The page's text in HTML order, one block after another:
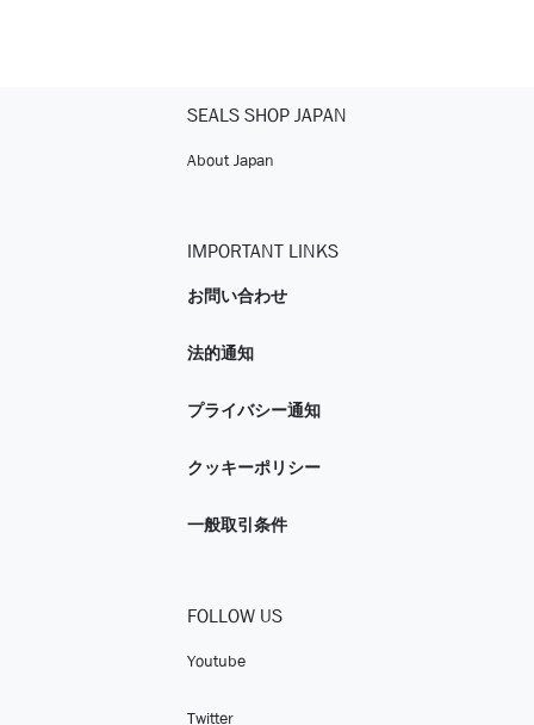
SEALS SHOP JAPAN
About Japan
IMPORTANT LINKS
お問い合わせ
法的通知
プライバシー通知
クッキーポリシー
一般取引条件
FOLLOW US
Youtube
Twitter